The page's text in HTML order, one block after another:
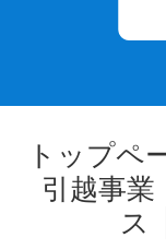
トップペ
引越事業
ス